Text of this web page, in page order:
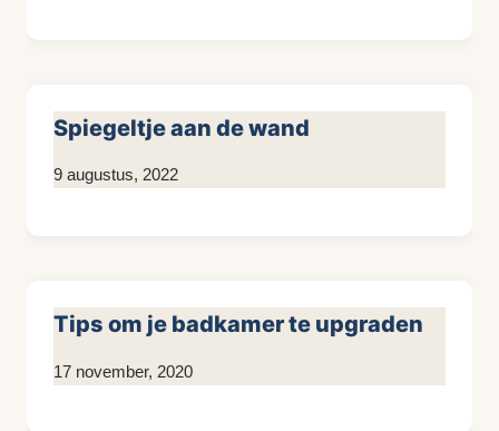
Spiegeltje aan de wand
Door
9 augustus, 2022
Tips om je badkamer te upgraden
Door
17 november, 2020